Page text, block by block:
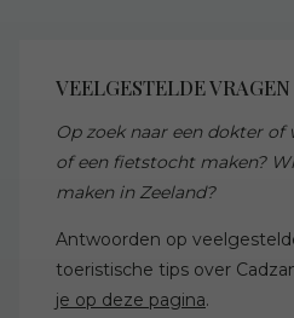
VEELGESTELDE VRAGEN
Op zoek naar een dokter
of een fietstocht maken?
maken in Zeeland?
Antwoorden op
toeristische tips over
je op deze pagina.